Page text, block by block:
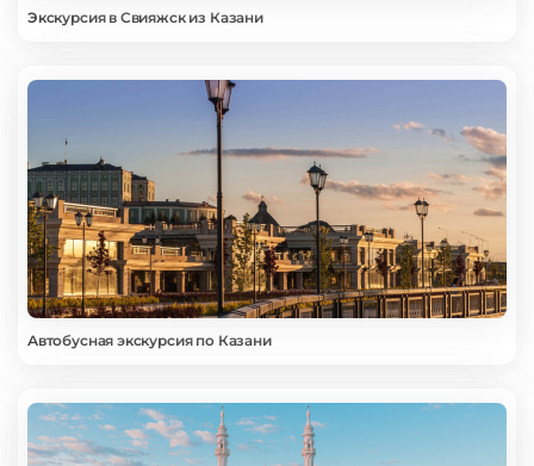
Экскурсия в Свияжск из Казани
Автобусная экскурсия по Казани